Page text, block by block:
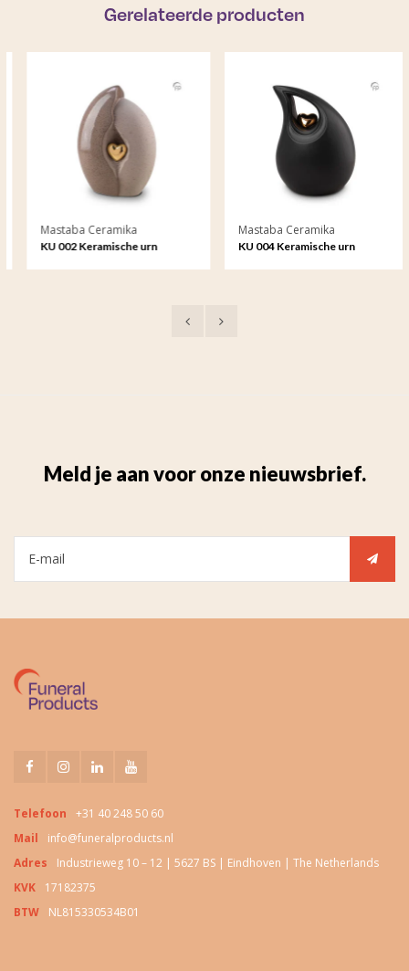
Gerelateerde producten
Mastaba Ceramika
KU 002 Keramische urn
Mastaba Ceramika
KU 004 Keramische urn
Meld je aan voor onze nieuwsbrief.
Telefoon
+31 40 248 50 60
Mail
info@funeralproducts.nl
Adres
Industrieweg 10 – 12 | 5627 BS | Eindhoven | The Netherlands
KVK
17182375
BTW
NL815330534B01